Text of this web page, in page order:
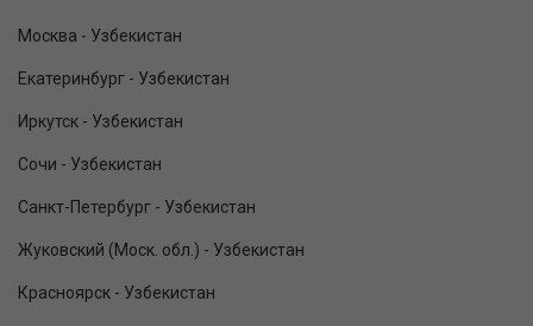
Москва - Узбекистан
Екатеринбург - Узбекистан
Иркутск - Узбекистан
Сочи - Узбекистан
Санкт-Петербург - Узбекистан
Жуковский (Моск. обл.) - Узбекистан
Красноярск - Узбекистан